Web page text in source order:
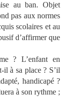
au ban. Objet
pas aux normes
scolaires et au
d’affirmer que
? L’enfant en
il à sa place ? S’il
handicapé ?
à son rythme ;